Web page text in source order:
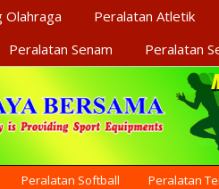
Olahraga Peralatan Atletik
Peralatan Senam Peralatan
Peralatan Softball Peralatan